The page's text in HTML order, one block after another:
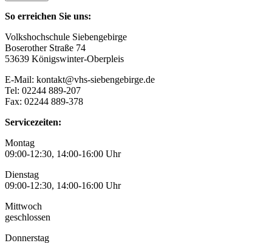
So erreichen Sie uns:
Volkshochschule Siebengebirge
Boserother Straße 74
53639 Königswinter-Oberpleis
E-Mail: kontakt@vhs-siebengebirge.de
Tel: 02244 889-207
Fax: 02244 889-378
Servicezeiten:
Montag
09:00-12:30, 14:00-16:00 Uhr
Dienstag
09:00-12:30, 14:00-16:00 Uhr
Mittwoch
geschlossen
Donnerstag